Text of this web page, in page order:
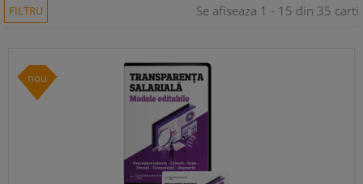
FILTRU Se afiseaza 1 - 15 din 35 carti
nou